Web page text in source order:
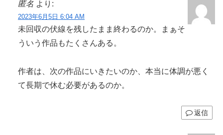
匿名 より:
2023年6月5日 6:04 AM
未回収の伏線を残したまま終わるのか。まぁそ
ういう作品もたくさんある。
作者は、次の作品にいきたいのか、本当に体調が悪く
て長期で休む必要があるのか。
返信